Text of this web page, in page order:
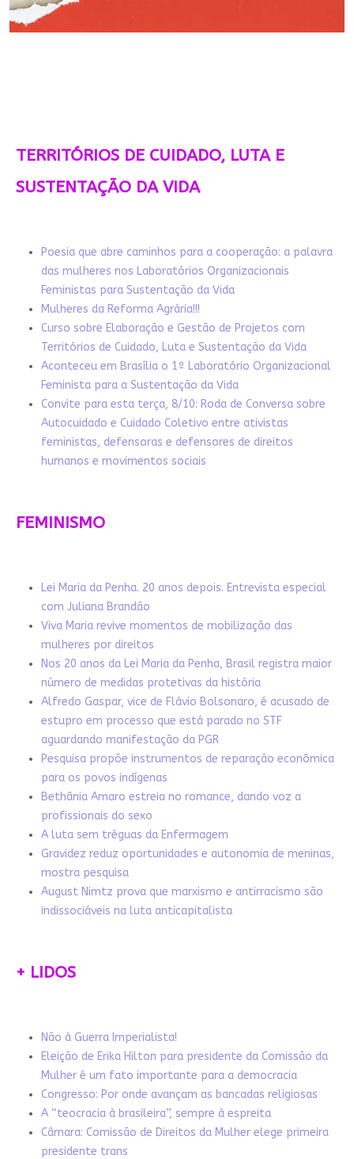
TERRITÓRIOS DE CUIDADO, LUTA E
SUSTENTAÇÃO DA VIDA
Poesia que abre caminhos para a cooperação: a palavra
das mulheres nos Laboratórios Organizacionais
Feministas para Sustentação da Vida
Mulheres da Reforma Agrária!!!
Curso sobre Elaboração e Gestão de Projetos com
Territórios de Cuidado, Luta e Sustentação da Vida
Aconteceu em Brasília o 1º Laboratório Organizacional
Feminista para a Sustentação da Vida
Convite para esta terça, 8/10: Roda de Conversa sobre
Autocuidado e Cuidado Coletivo entre ativistas
feministas, defensoras e defensores de direitos
humanos e movimentos sociais
FEMINISMO
Lei Maria da Penha. 20 anos depois. Entrevista especial
com Juliana Brandão
Viva Maria revive momentos de mobilização das
mulheres por direitos
Nos 20 anos da Lei Maria da Penha, Brasil registra maior
número de medidas protetivas da história
Alfredo Gaspar, vice de Flávio Bolsonaro, é acusado de
estupro em processo que está parado no STF
aguardando manifestação da PGR
Pesquisa propõe instrumentos de reparação econômica
para os povos indígenas
Bethânia Amaro estreia no romance, dando voz a
profissionais do sexo
A luta sem tréguas da Enfermagem
Gravidez reduz oportunidades e autonomia de meninas,
mostra pesquisa
August Nimtz prova que marxismo e antirracismo são
indissociáveis na luta anticapitalista
+ LIDOS
Não à Guerra Imperialista!
Eleição de Erika Hilton para presidente da Comissão da
Mulher é um fato importante para a democracia
Congresso: Por onde avançam as bancadas religiosas
A “teocracia à brasileira”, sempre à espreita
Câmara: Comissão de Direitos da Mulher elege primeira
presidente trans